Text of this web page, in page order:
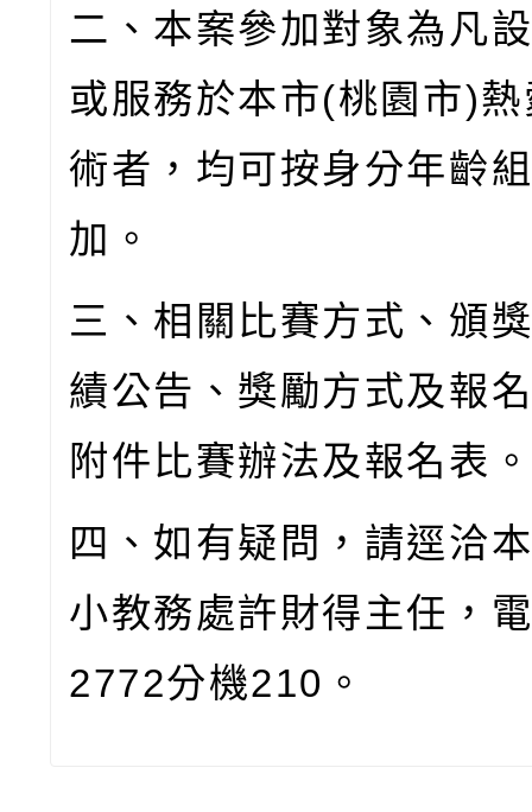
二、本案參加對象為凡
或服務於本市(桃園市)
術者，均可按身分年齡
加。
三、相關比賽方式、頒
績公告、獎勵方式及報
附件比賽辦法及報名表
四、如有疑問，請逕洽
小教務處許財得主任，
2772分機210 。